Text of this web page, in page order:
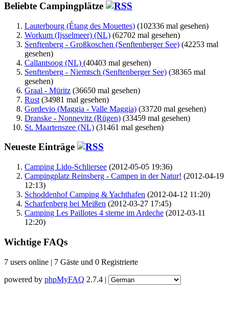
Beliebte Campingplätze
Lauterbourg (Étang des Mouettes) (102336 mal gesehen)
Workum (Ijsselmeer) (NL) (62702 mal gesehen)
Senftenberg - Großkoschen (Senftenberger See) (42253 mal
gesehen)
Callantsoog (NL) (40403 mal gesehen)
Senftenberg - Niemtsch (Senftenberger See) (38365 mal
gesehen)
Graal - Müritz (36650 mal gesehen)
Rust (34981 mal gesehen)
Gordevio (Maggia - Valle Maggia) (33720 mal gesehen)
Dranske - Nonnevitz (Rügen) (33459 mal gesehen)
St. Maartenszee (NL) (31461 mal gesehen)
Neueste Einträge
Camping Lido-Schliersee (2012-05-05 19:36)
Campingplatz Reinsberg - Campen in der Natur! (2012-04-19
12:13)
Schoddenhof Camping & Yachthafen (2012-04-12 11:20)
Scharfenberg bei Meißen (2012-03-27 17:45)
Camping Les Paillotes 4 sterne im Ardeche (2012-03-11
12:20)
Wichtige FAQs
7 users online | 7 Gäste und 0 Registrierte
powered by phpMyFAQ 2.7.4 |